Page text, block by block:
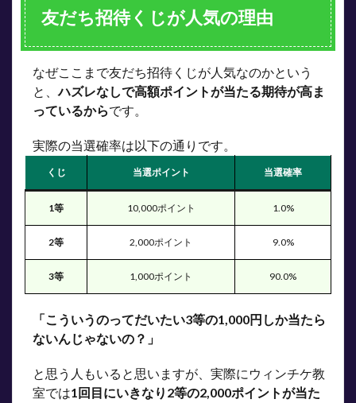
友だち招待くじが人気の理由
なぜここまで友だち招待くじが人気なのかという
と、ハズレなしで高額ポイントが当たる期待が高ま
っているからです。
実際の当選確率は以下の通りです。
くじ 当選ポイント 当選確率
1等 10,000ポイント 1.0%
2等 2,000ポイント 9.0%
3等 1,000ポイント 90.0%
「こういうのってだいたい3等の1,000円しか当たら
ないんじゃないの？」
と思う人もいると思いますが、実際にウィンチケ教
室では1回目にいきなり2等の2,000ポイントが当た